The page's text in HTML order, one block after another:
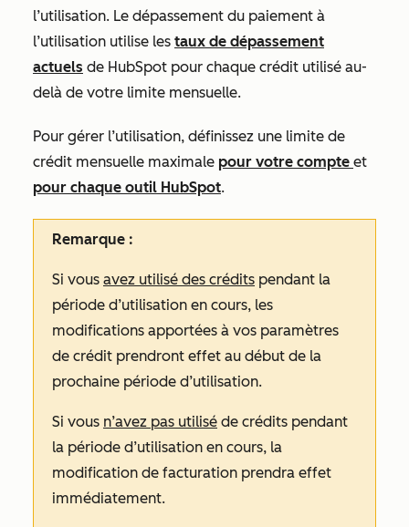
l’utilisation. Le dépassement du paiement à
l’utilisation utilise les taux de dépassement
actuels de HubSpot pour chaque crédit utilisé au-
delà de votre limite mensuelle.
Pour gérer l’utilisation, définissez une limite de
crédit mensuelle maximale pour votre compte et
pour chaque outil HubSpot.
Remarque :
Si vous avez utilisé des crédits pendant la
période d’utilisation en cours, les
modifications apportées à vos paramètres
de crédit prendront effet au début de la
prochaine période d’utilisation.
Si vous n’avez pas utilisé de crédits pendant
la période d’utilisation en cours, la
modification de facturation prendra effet
immédiatement.